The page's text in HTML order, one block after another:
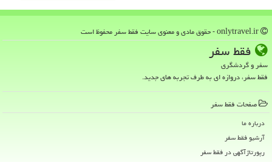
فقط سفر
سفر و گردشگری
فقط سفر، دروازه ای به طرف تجربه های جدید.
صفحات فقط سفر
درباره ما
آرشیو فقط سفر
رپورتاژآگهی در فقط سفر